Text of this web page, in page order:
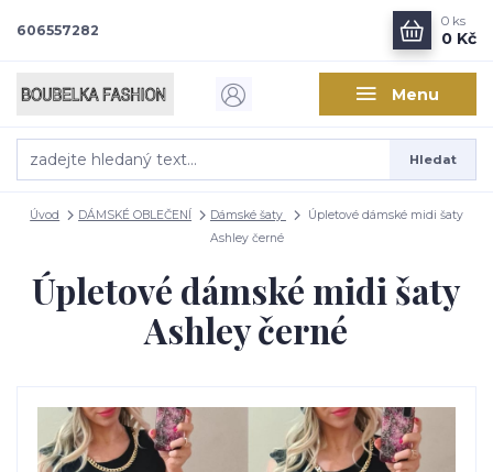
Menu
Hledat
606557282
0 ks
0 Kč
Úvod DÁMSKÉ OBLEČENÍ Dámské šaty
Úpletové dámské midi šaty
Ashley černé
Úpletové dámské midi šaty
Ashley černé